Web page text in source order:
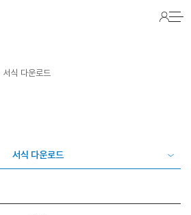
서식 다운로드
서식 다운로드